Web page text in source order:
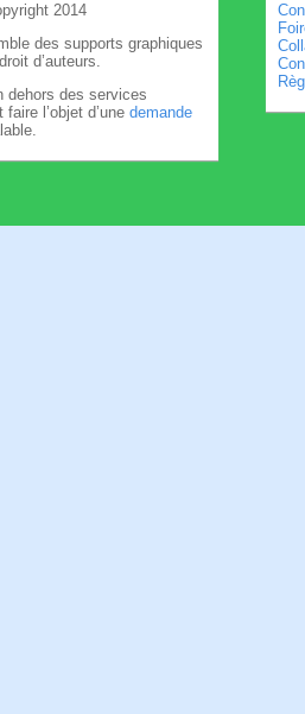
2014
des supports graphiques
d’auteurs.
dehors des services
l’objet d’une demande